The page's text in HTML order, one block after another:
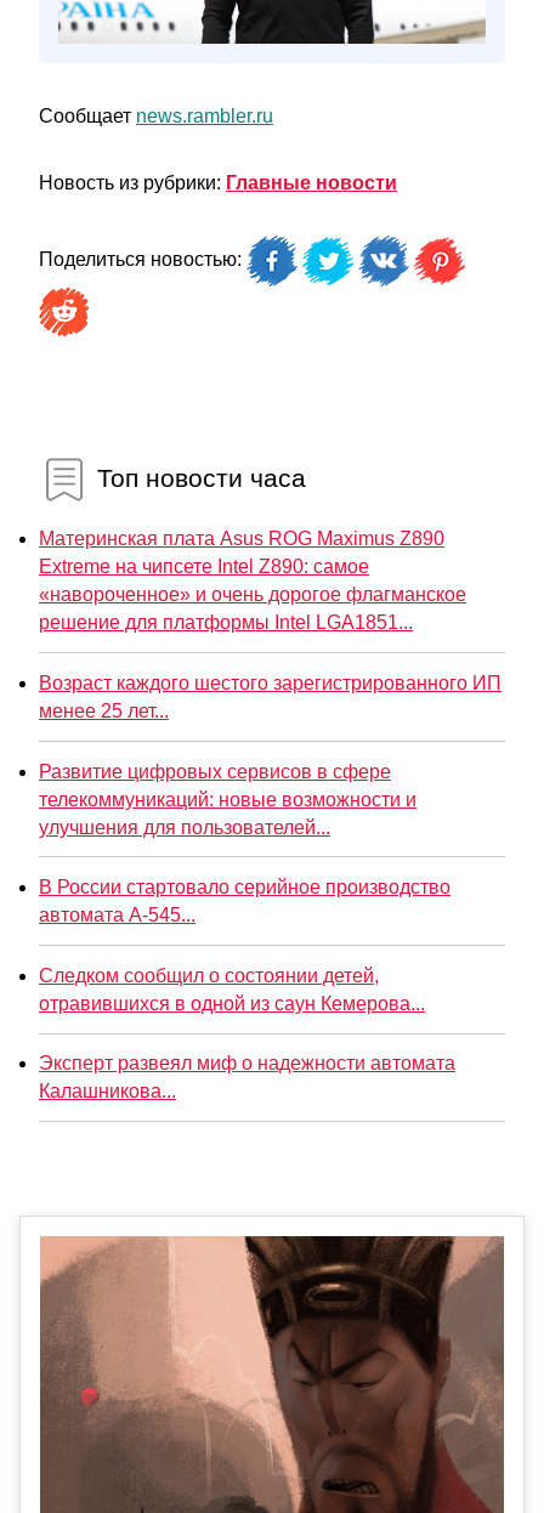
Сообщает news.rambler.ru
Новость из рубрики: Главные новости
Поделиться новостью:
Топ новости часа
Материнская плата Asus ROG Maximus Z890
Extreme на чипсете Intel Z890: самое
«навороченное» и очень дорогое флагманское
решение для платформы Intel LGA1851...
Возраст каждого шестого зарегистрированного ИП
менее 25 лет...
Развитие цифровых сервисов в сфере
телекоммуникаций: новые возможности и
улучшения для пользователей...
В России стартовало серийное производство
автомата А-545...
Следком сообщил о состоянии детей,
отравившихся в одной из саун Кемерова...
Эксперт развеял миф о надежности автомата
Калашникова...